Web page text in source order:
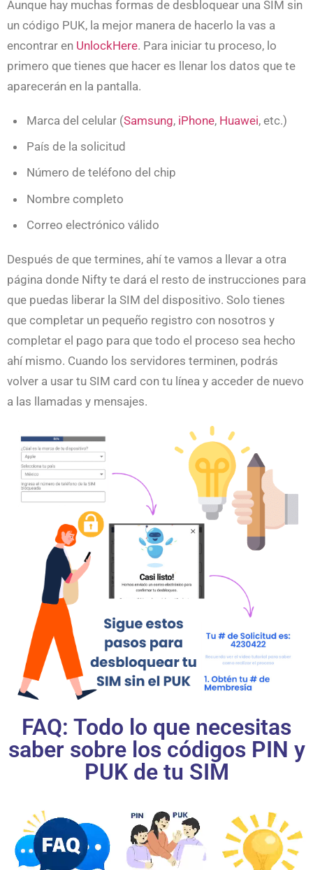
Aunque hay muchas formas de desbloquear una SIM sin
un código PUK, la mejor manera de hacerlo la vas a
encontrar en UnlockHere. Para iniciar tu proceso, lo
primero que tienes que hacer es llenar los datos que te
aparecerán en la pantalla.
Marca del celular (Samsung, iPhone, Huawei, etc.)
País de la solicitud
Número de teléfono del chip
Nombre completo
Correo electrónico válido
Después de que termines, ahí te vamos a llevar a otra
página donde Nifty te dará el resto de instrucciones para
que puedas liberar la SIM del dispositivo. Solo tienes
que completar un pequeño registro con nosotros y
completar el pago para que todo el proceso sea hecho
ahí mismo. Cuando los servidores terminen, podrás
volver a usar tu SIM card con tu línea y acceder de nuevo
a las llamadas y mensajes.
FAQ: Todo lo que necesitas
saber sobre los códigos PIN y
PUK de tu SIM